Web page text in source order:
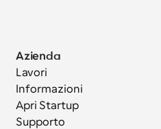
Azienda
Lavori
Informazioni
Apri Startup
Supporto